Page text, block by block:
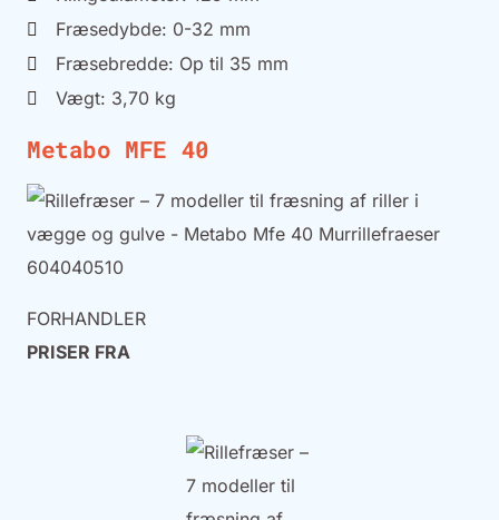
Fræsedybde: 0-32 mm
Fræsebredde: Op til 35 mm
Vægt: 3,70 kg
Metabo MFE 40
FORHANDLER
PRISER FRA